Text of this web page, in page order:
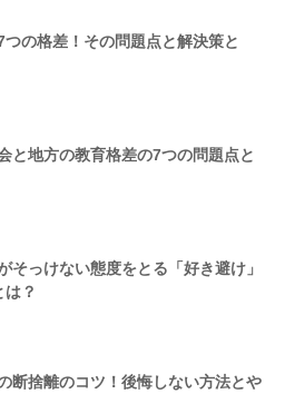
の格差！その問題点と解決策と
と地方の教育格差の7つの問題点と
そっけない態度をとる「好き避け」
？
断捨離のコツ！後悔しない方法とや